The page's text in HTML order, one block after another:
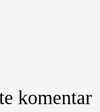
komentar